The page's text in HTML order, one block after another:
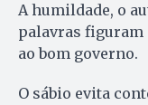
A humildade, o
palavras
ao bom governo.
O sábio evita